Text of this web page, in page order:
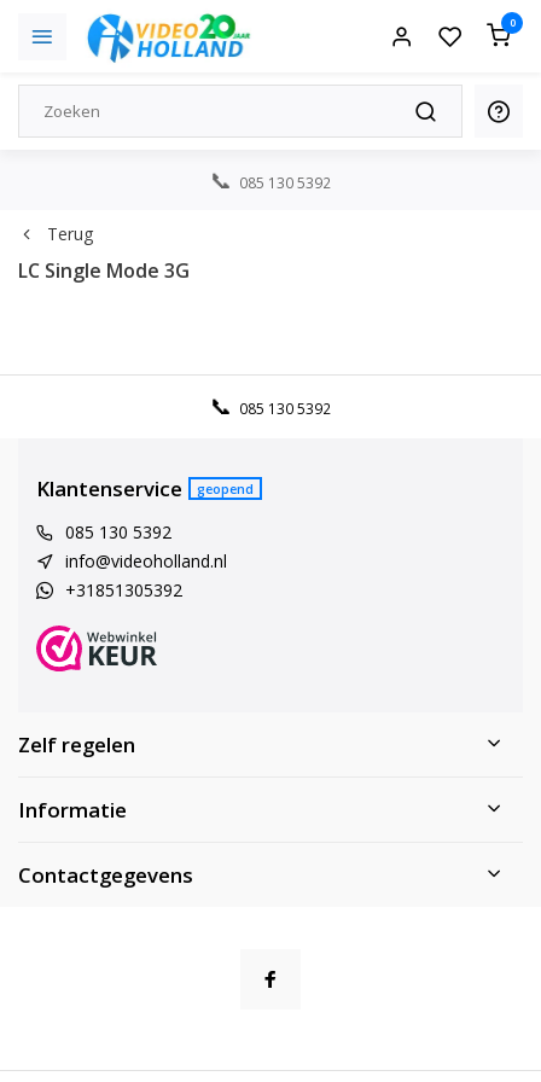
0
085 130 5392
Terug
LC Single Mode 3G
085 130 5392
Klantenservice geopend
085 130 5392
info@videoholland.nl
+31851305392
Zelf regelen
Informatie
Contactgegevens